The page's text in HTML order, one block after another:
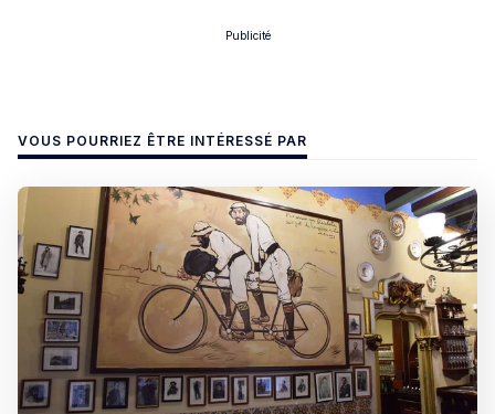
Publicité
VOUS POURRIEZ ÊTRE INTÉRESSÉ PAR